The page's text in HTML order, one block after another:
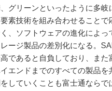
グリーンといったように多岐
素技術を組み合わせることで
、ソフトウェアの進化によっ
ージ製品の差別化になる。
であると自負しており、また
エンドまでのすべての製品を
していくことも富士通ならで